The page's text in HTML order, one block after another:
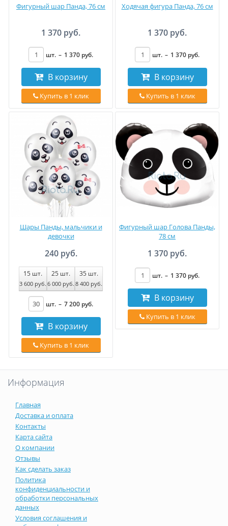
Фигурный шар Панда, 76 см
1 370 руб.
шт. – 1 370 руб.
В корзину
Купить в 1 клик
Ходячая фигура Панда, 76 см
1 370 руб.
шт. – 1 370 руб.
В корзину
Купить в 1 клик
Шары Панды, мальчики и
девочки
240 руб.
15 шт.
3 600 руб.
25 шт.
6 000 руб.
35 шт.
8 400 руб.
шт. – 7 200 руб.
В корзину
Купить в 1 клик
Фигурный шар Голова Панды,
78 см
1 370 руб.
шт. – 1 370 руб.
В корзину
Купить в 1 клик
Информация
Главная
Доставка и оплата
Контакты
Карта сайта
О компании
Отзывы
Как сделать заказ
Политика
конфиденциальности и
обработки персональных
данных
Условия соглашения и